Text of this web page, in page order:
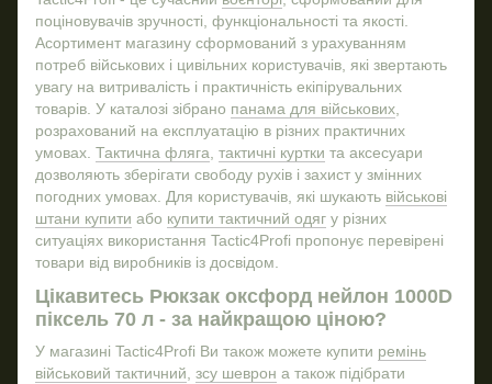
Куртка військова
Обкладинка посвідчення офіцера зсу
Футболки військові купити
Воєнний магазин
Тактичний одяг львів
Комбінезон тактичний
Тактичні рукавиці
Флісові кофти
Купити окуляри тактичні
Ремінь військовий зсу
Тактичні футболки купити
поціновувачів зручності, функціональності та якості.
Асортимент магазину сформований з урахуванням
потреб військових і цивільних користувачів, які звертають
увагу на витривалість і практичність екіпірувальних
товарів. У каталозі зібрано панама для військових
розрахований на експлуатацію в різних практичних
умовах. Тактична фляга тактичні куртки та аксесуари
дозволяють зберігати свободу рухів і захист у змінних
погодних умовах. Для користувачів, які шукають військові
штани купити або купити тактичний одяг у різних
ситуаціях використання Tactic4Profi пропонує перевірені
товари від виробників із досвідом.
Цікавитесь Рюкзак оксфорд нейлон 1000D
піксель 70 л - за найкращою ціною?
У магазині Tactic4Profi Ви також можете купити ремінь
військовий тактичний, зсу шеврон а також підібрати